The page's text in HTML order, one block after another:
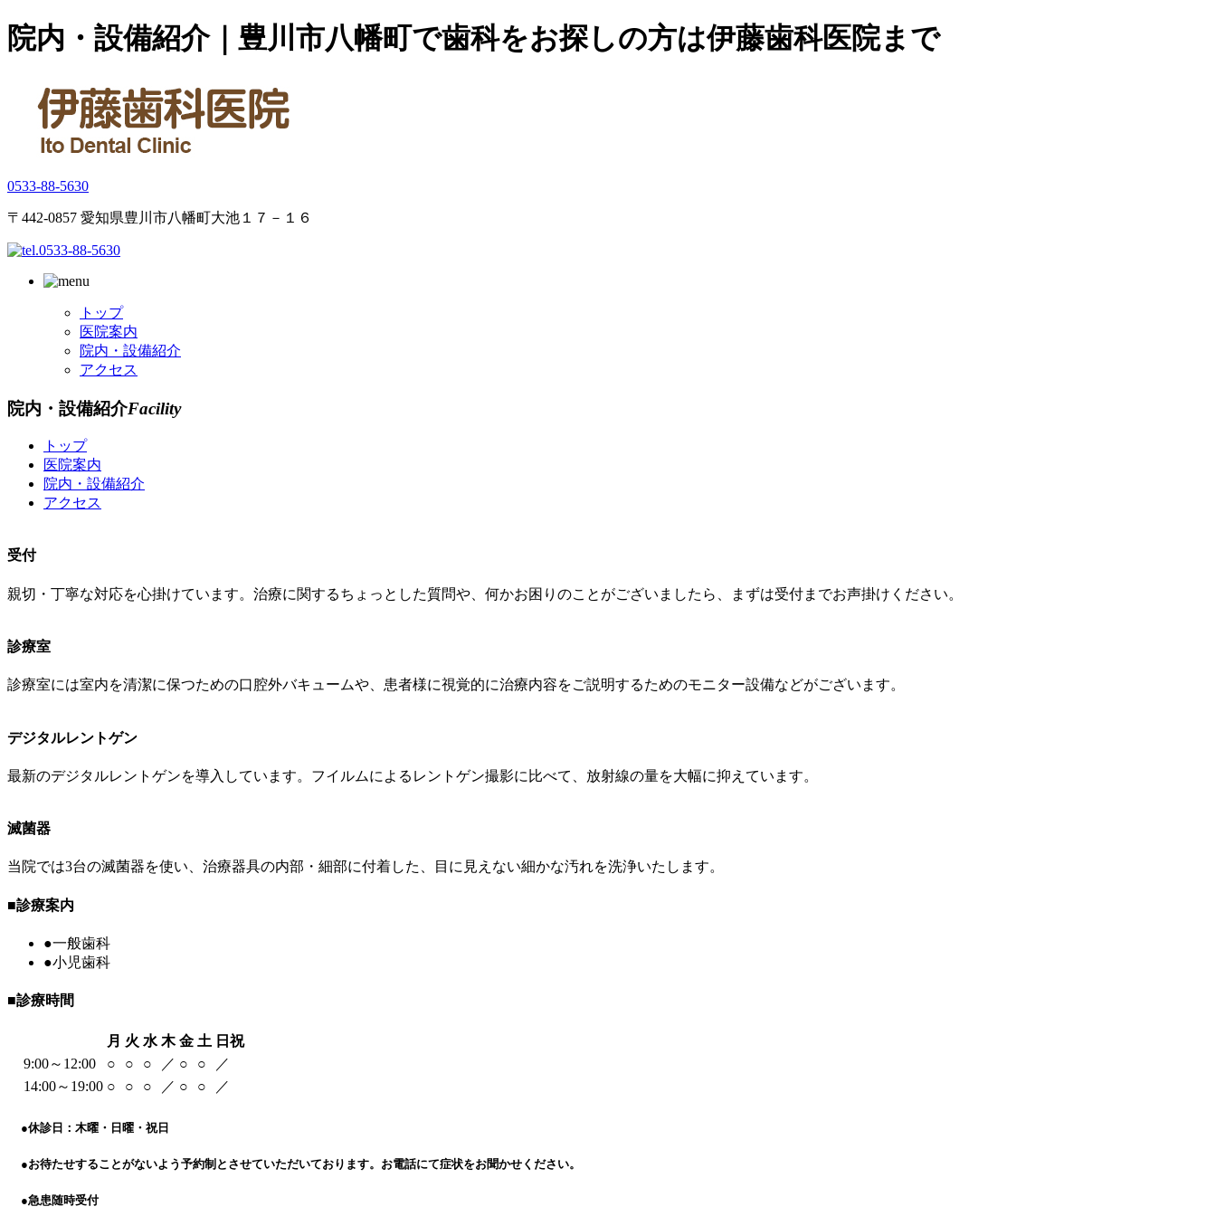
院内・設備紹介｜豊川市八幡町で歯科をお探しの方は伊藤歯科医院まで
0533-88-5630
〒442-0857 愛知県豊川市八幡町大池１７－１６
トップ
医院案内
院内・設備紹介
アクセス
院内・設備紹介Facility
トップ
医院案内
院内・設備紹介
アクセス
受付
親切・丁寧な対応を心掛けています。治療に関するちょっとした質問や、何かお困りのことがございましたら、まずは受付までお声掛けください。
診療室
診療室には室内を清潔に保つための口腔外バキュームや、患者様に視覚的に治療内容をご説明するためのモニター設備などがございます。
デジタルレントゲン
最新のデジタルレントゲンを導入しています。フイルムによるレントゲン撮影に比べて、放射線の量を大幅に抑えています。
滅菌器
当院では3台の滅菌器を使い、治療器具の内部・細部に付着した、目に見えない細かな汚れを洗浄いたします。
■診療案内
●一般歯科
●小児歯科
■診療時間
月 火 水 木 金 土 日祝
9:00～12:00
○ ○ ○ ／ ○ ○
／
14:00～19:00 ○ ○ ○ ／ ○ ○ ／
●休診日：木曜・日曜・祝日
●お待たせすることがないよう予約制とさせていただいております。お電話にて症状をお聞かせください。
●急患随時受付